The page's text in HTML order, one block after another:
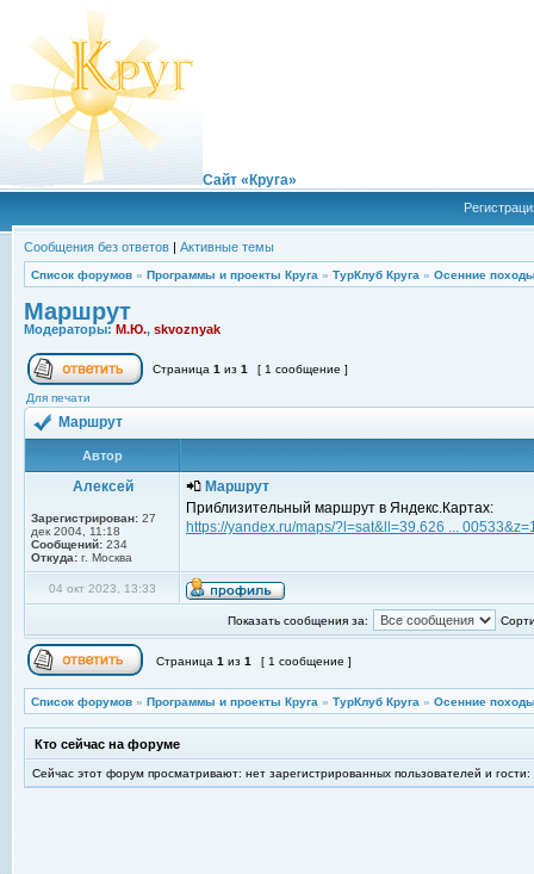
Сайт «Круга»
Сообщения без ответов | Активные темы
Список форумов » Программы и проекты Круга » ТурКлуб Круга » Осенние
Маршрут
Модераторы: М.Ю., skvoznyak
Страница 1 из 1 [ 1 сообщение ]
Для печати
Маршрут
Автор
Алексей
Зарегистрирован: 27
дек 2004, 11:18
Сообщений: 234
Откуда: г. Москва
Маршрут
Приблизительный маршрут в Яндекс.Картах:
https://yandex.ru/maps/?l=sat&ll=39.626 ...
04 окт 2023, 13:33
Показать сообщения за:
Страница 1 из 1 [ 1 сообщение ]
Список форумов » Программы и проекты Круга » ТурКлуб Круга » Осенние
Кто сейчас на форуме
Сейчас этот форум просматривают: нет зарегистрированных пользователей и гости: